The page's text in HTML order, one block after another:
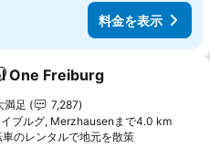
料金を表示
気に入りに追加
One Freiburg
のランク
満足
7,287
イブルグ, Merzhausenまで4.0 km
車のレンタルで地元を散策料金を表示